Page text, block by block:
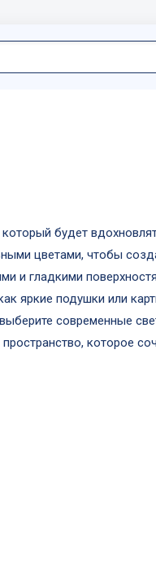
будет
цветами, чтобы
и гладкими
яркие подушки или
современные
которое